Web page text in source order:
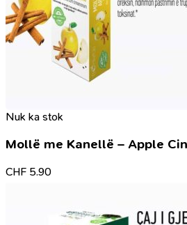
Nuk ka stok
Mollë me Kanellë – Apple
CHF 5.90